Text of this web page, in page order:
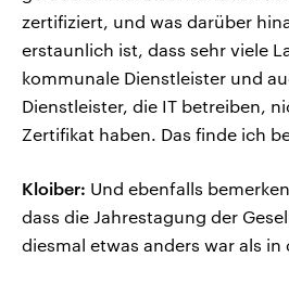
zertifiziert, und was darüber
erstaunlich ist, dass sehr viele
kommunale Dienstleister und
Dienstleister, die IT betreiben,
Zertifikat haben. Das finde ich
Kloiber: Und ebenfalls
dass die Jahrestagung der
diesmal etwas anders war als in